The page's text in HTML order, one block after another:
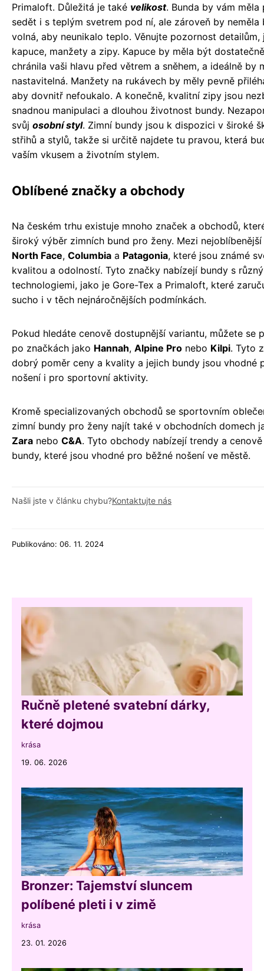
Primaloft. Důležitá je také velikost. Bunda by vám měla
sedět i s teplým svetrem pod ní, ale zároveň by neměla
volná, aby neunikalo teplo. Věnujte pozornost detailům,
kapuce, manžety a zipy. Kapuce by měla být
chránila vaši hlavu před větrem a sněhem, a ideálně by
nastavitelná. Manžety na rukávech by měly pevně
aby dovnitř nefoukalo. A konečně, kvalitní zipy jsou
snadnou manipulaci a dlouhou životnost bundy.
svůj osobní styl. Zimní bundy jsou k dispozici v široké
střihů a stylů, takže si určitě najdete tu pravou, která
vaším vkusem a životním stylem.
Oblíbené značky a obchody
Na českém trhu existuje mnoho značek a obchodů,
široký výběr zimních bund pro ženy. Mezi
North Face, Columbia a Patagonia, které jsou známé
kvalitou a odolností. Tyto značky nabízejí bundy s
technologiemi, jako je Gore-Tex a Primaloft, které
sucho i v těch nejnáročnějších podmínkách.
Pokud hledáte cenově dostupnější variantu, můžete se
po značkách jako Hannah, Alpine Pro nebo Kilpi. Tyto
dobrý poměr ceny a kvality a jejich bundy jsou vhodné
nošení i pro sportovní aktivity.
Kromě specializovaných obchodů se sportovním
zimní bundy pro ženy najít také v obchodních domech
Zara nebo C&A. Tyto obchody nabízejí trendy a
bundy, které jsou vhodné pro běžné nošení ve městě.
Našli jste v článku chybu?Kontaktujte nás
Publikováno: 06. 11. 2024
Ručně pletené svatební dárky,
které dojmou
krása
19. 06. 2026
Bronzer: Tajemství sluncem
políbené pleti i v zimě
krása
23. 01. 2026